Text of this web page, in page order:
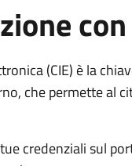
con
(CIE) è la
che permette al
credenziali sul